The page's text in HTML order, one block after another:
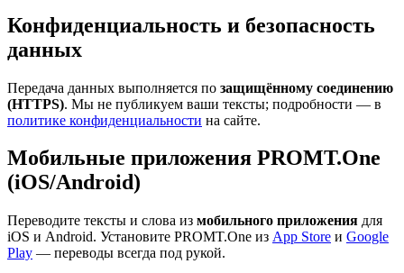
Конфиденциальность и безопасность
данных
Передача данных выполняется по защищённому соединению
(HTTPS). Мы не публикуем ваши тексты; подробности — в
политике конфиденциальности на сайте.
Мобильные приложения PROMT.One
(iOS/Android)
Переводите тексты и слова из мобильного приложения для
iOS и Android. Установите PROMT.One из App Store и Google
Play — переводы всегда под рукой.